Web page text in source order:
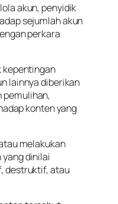
akun, penyidik
sejumlah akun
perkara
kepentingan
lainnya diberikan
pemulihan,
konten yang
melakukan
dinilai
destruktif, atau